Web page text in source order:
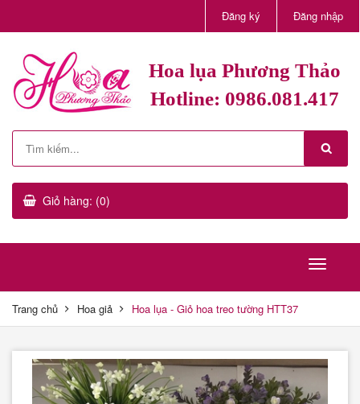
Đăng ký Đăng nhập
Hoa lụa Phương Thảo
Hotline: 0986.081.417
Giỏ hàng: (0)
Trang chủ Hoa giả Hoa lụa - Giỏ hoa treo tường HTT37